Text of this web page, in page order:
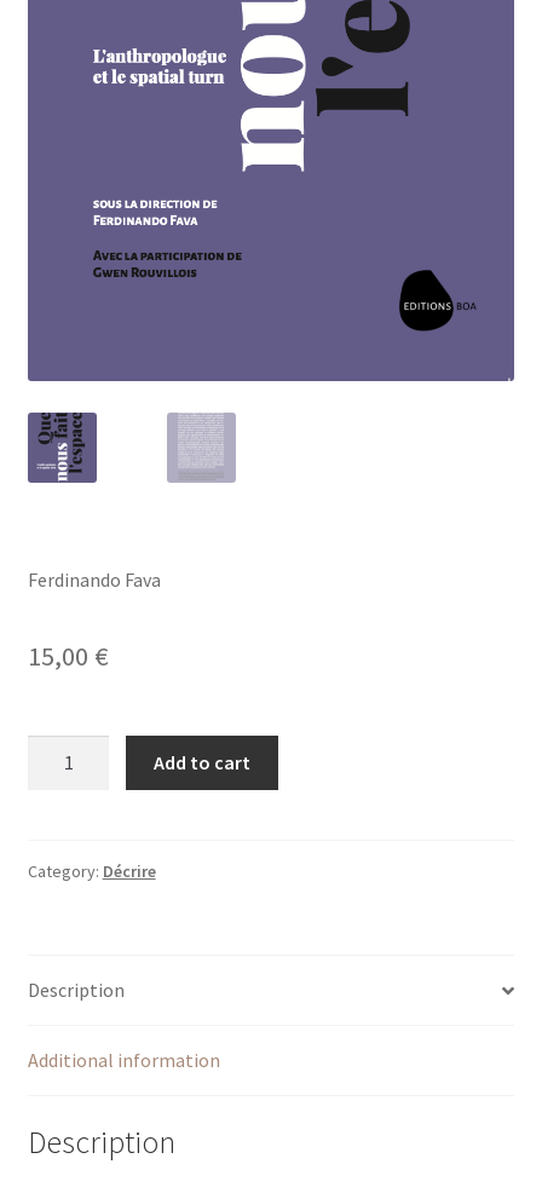
Ferdinando Fava
15,00 €
L'anthropologue
turn
Add to cart
Category: Décrire
Description
Additional information
Description